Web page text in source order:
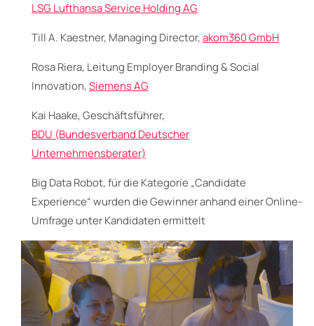
LSG Lufthansa Service Holding AG
Till A. Kaestner, Managing Director,akom360 GmbH
Rosa Riera, Leitung Employer Branding & Social
Innovation,Siemens AG
Kai Haake, Geschäftsführer,
BDU (Bundesverband Deutscher
Unternehmensberater)
Big Data Robot, für die Kategorie „Candidate
Experience“ wurden die Gewinner anhand einer Online-
Umfrage unter Kandidaten ermittelt